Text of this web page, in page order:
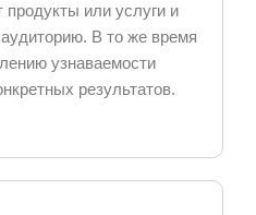
или услуги и
В то же время
узнаваемости
результатов.